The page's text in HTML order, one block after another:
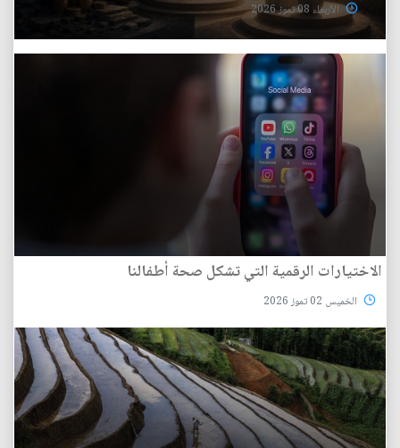
الأربعاء 08 تموز 2026
الاختيارات الرقمية التي تشكل صحة أطفالنا
الخميس 02 تموز 2026